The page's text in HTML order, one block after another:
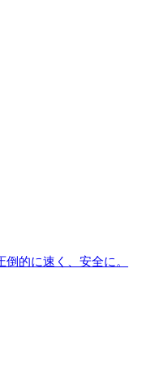
的に速く、安全に。